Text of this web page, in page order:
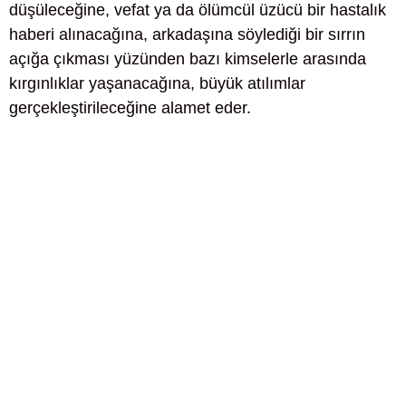
düşüleceğine, vefat ya da ölümcül üzücü bir hastalık
haberi alınacağına, arkadaşına söylediği bir sırrın
açığa çıkması yüzünden bazı kimselerle arasında
kırgınlıklar yaşanacağına, büyük atılımlar
gerçekleştirileceğine alamet eder.